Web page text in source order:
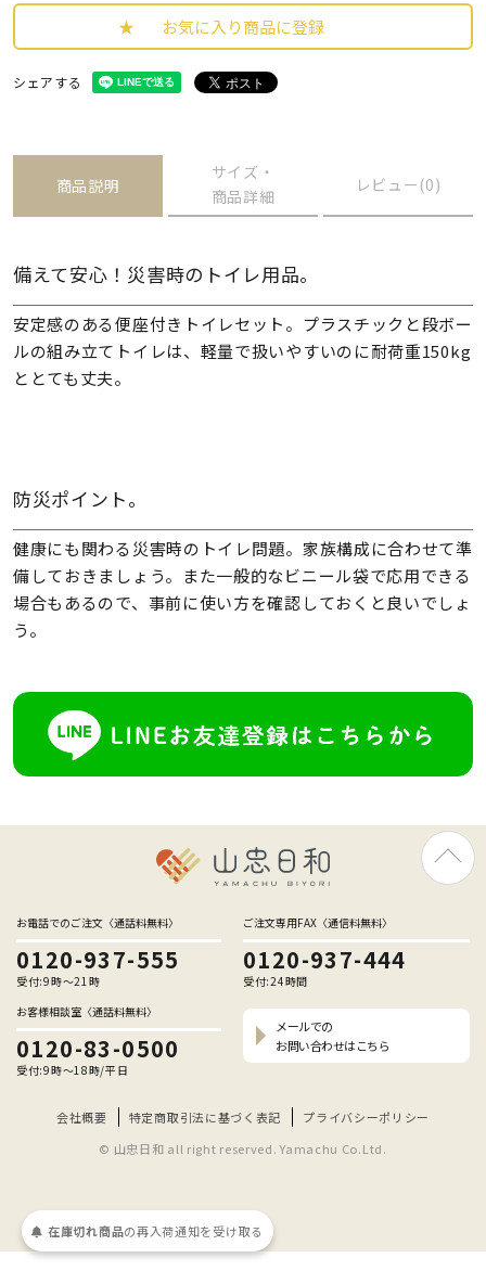
お気に入り商品に登録
シェアする
商品説明
サイズ・
商品詳細
レビュー(0)
備えて安心！災害時のトイレ用品。
安定感のある便座付きトイレセット。プラスチックと段ボー
ルの組み立てトイレは、軽量で扱いやすいのに耐荷重150kg
ととても丈夫。
防災ポイント。
健康にも関わる災害時のトイレ問題。家族構成に合わせて準
備しておきましょう。また一般的なビニール袋で応用できる
場合もあるので、事前に使い方を確認しておくと良いでしょ
う。
お電話でのご注文〈通話料無料〉
0120-937-555
受付:9時〜21時
ご注文専用FAX〈通信料無料〉
0120-937-444
受付:24時間
お客様相談室〈通話料無料〉
0120-83-0500
受付:9時〜18時/平日
メールでの
お問い合わせはこちら
会社概要 特定商取引法に基づく表記
プライバシーポリシー
© 山忠日和 all right reserved. Yamachu Co.Ltd.
在庫切れ商品の再入荷通知を受け取る